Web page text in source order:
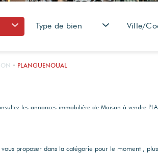
Type de bien Ville/
PLANGUENOUAL
les annonces immobilière de Maison à vendre
proposer dans la catégorie pour le moment ,